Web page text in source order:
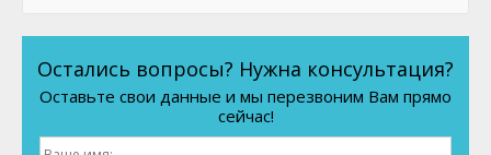
Остались вопросы? Нужна консультация?
Оставьте свои данные и мы перезвоним Вам прямо
сейчас!